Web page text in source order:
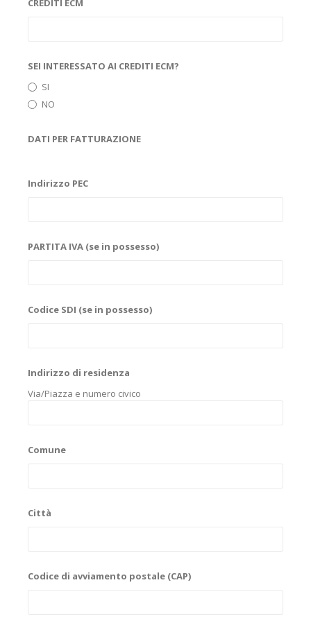
CREDITI ECM
SEI INTERESSATO AI CREDITI ECM?
SI
NO
DATI PER FATTURAZIONE
Indirizzo PEC
PARTITA IVA (se in possesso)
Codice SDI (se in possesso)
Indirizzo di residenza
Via/Piazza e numero civico
Comune
Città
Codice di avviamento postale (CAP)